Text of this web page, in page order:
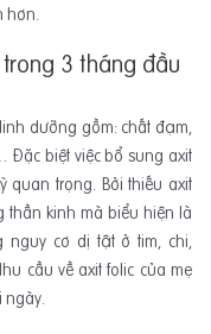
hơn.
3 tháng đầu
dưỡng gồm: chất đạm,
Đặc biệt việc bổ sung axit
quan trọng. Bởi thiếu axit
thần kinh mà biểu hiện là
cơ dị tật ở tim, chi,
cầu về axit folic của mẹ
ngày.